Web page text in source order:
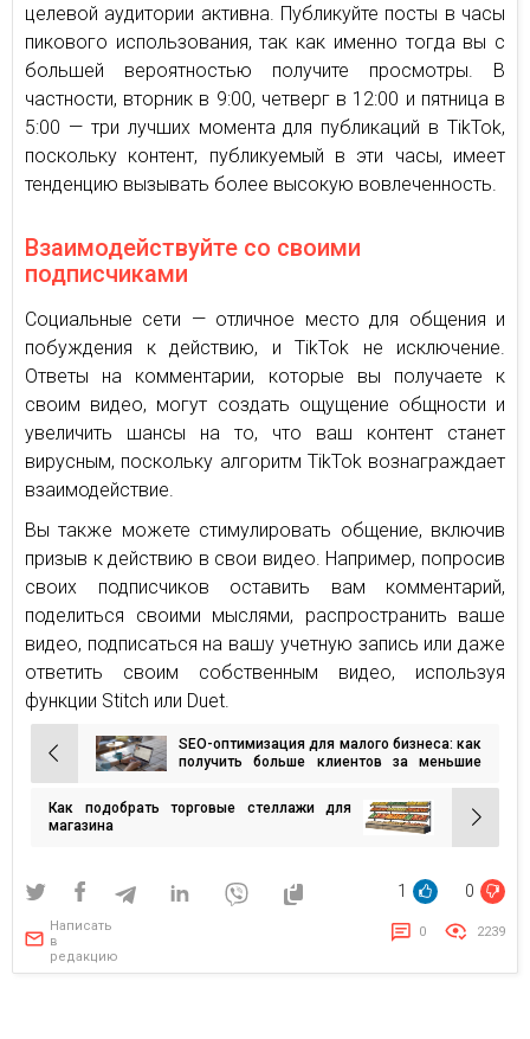
целевой аудитории активна. Публикуйте посты в часы
пикового использования, так как именно тогда вы с
большей вероятностью получите просмотры. В
частности, вторник в 9:00, четверг в 12:00 и пятница в
5:00 — три лучших момента для публикаций в TikTok,
поскольку контент, публикуемый в эти часы, имеет
тенденцию вызывать более высокую вовлеченность.
Взаимодействуйте со своими
подписчиками
Социальные сети — отличное место для общения и
побуждения к действию, и TikTok не исключение.
Ответы на комментарии, которые вы получаете к
своим видео, могут создать ощущение общности и
увеличить шансы на то, что ваш контент станет
вирусным, поскольку алгоритм TikTok вознаграждает
взаимодействие.
Вы также можете стимулировать общение, включив
призыв к действию в свои видео. Например, попросив
своих подписчиков оставить вам комментарий,
поделиться своими мыслями, распространить ваше
видео, подписаться на вашу учетную запись или даже
ответить своим собственным видео, используя
функции Stitch или Duet.
Навигация
по
записям
SEO-оптимизация для малого бизнеса: как
получить больше клиентов за меньшие
Как подобрать торговые стеллажи для
магазина
1 0
Написать
в
редакцию
0 2239